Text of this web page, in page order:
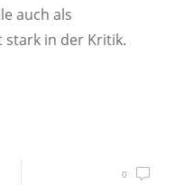
auch als
in der Kritik.
0